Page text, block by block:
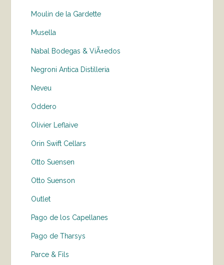
Moulin de la Gardette
Musella
Nabal Bodegas & ViÃ±edos
Negroni Antica Distilleria
Neveu
Oddero
Olivier Leflaive
Orin Swift Cellars
Otto Suensen
Otto Suenson
Outlet
Pago de los Capellanes
Pago de Tharsys
Parce & Fils